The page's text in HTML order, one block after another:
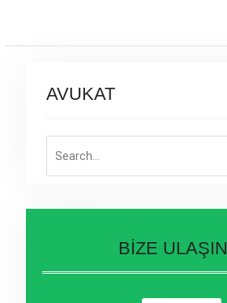
AVUKAT
for:
BİZE ULAŞIN